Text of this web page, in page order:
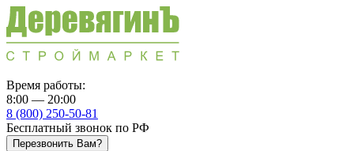
Время работы:
8:00 — 20:00
8 (800) 250-50-81
Бесплатный звонок по РФ
Перезвонить Вам?